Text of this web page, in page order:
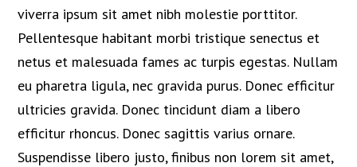
viverra ipsum sit amet nibh molestie porttitor.
Pellentesque habitant morbi tristique senectus et
netus et malesuada fames ac turpis egestas. Nullam
eu pharetra ligula, nec gravida purus. Donec efficitur
ultricies gravida. Donec tincidunt diam a libero
efficitur rhoncus. Donec sagittis varius ornare.
Suspendisse libero justo, finibus non lorem sit amet,